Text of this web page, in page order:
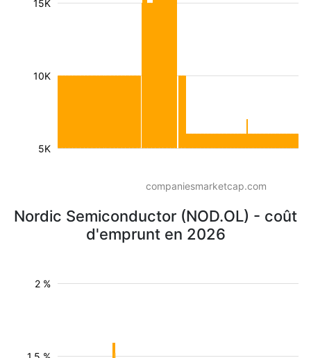
5K
10K
15K
companiesmarketcap.com
Nordic Semiconductor (NOD.OL) - coût
d'emprunt en 2026
2 %